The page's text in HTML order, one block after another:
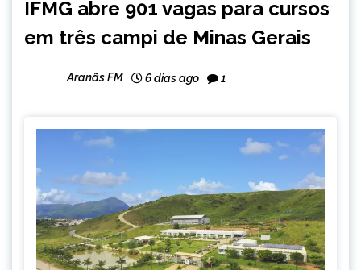
MINAS
GERAIS
IFMG abre 901 vagas para cursos
em três campi de Minas Gerais
Aranãs FM 6 dias ago 1